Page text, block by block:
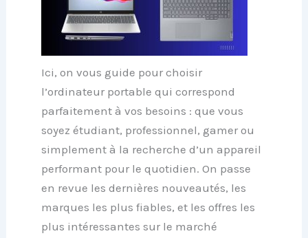
Ici, on vous guide pour choisir
l’ordinateur portable qui correspond
parfaitement à vos besoins : que vous
soyez étudiant, professionnel, gamer ou
simplement à la recherche d’un appareil
performant pour le quotidien. On passe
en revue les dernières nouveautés, les
marques les plus fiables, et les offres les
plus intéressantes sur le marché